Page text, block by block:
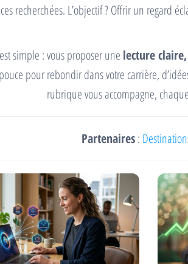
recherchées. L’objectif ? Offrir un regard
simple : vous proposer une lecture
pour rebondir dans votre carrière,
rubrique vous accompagne,
Partenaires: